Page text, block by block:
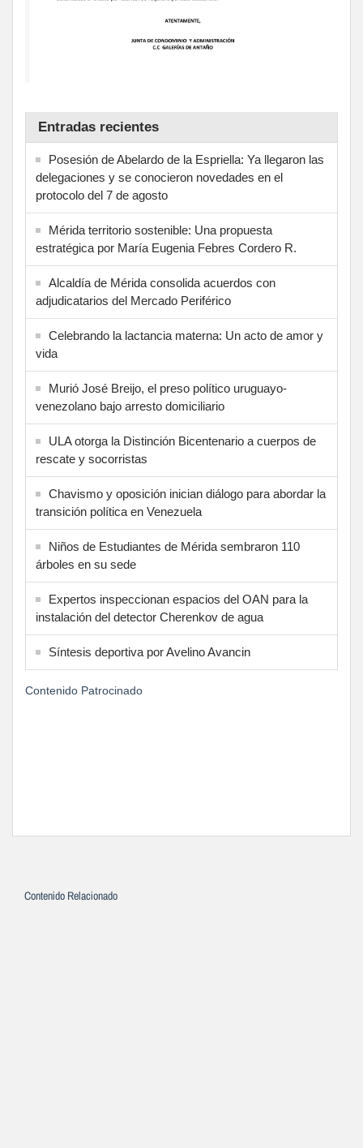
Entradas recientes
Posesión de Abelardo de la Espriella: Ya llegaron las
delegaciones y se conocieron novedades en el
protocolo del 7 de agosto
Mérida territorio sostenible: Una propuesta
estratégica por María Eugenia Febres Cordero R.
Alcaldía de Mérida consolida acuerdos con
adjudicatarios del Mercado Periférico
Celebrando la lactancia materna: Un acto de amor y
vida
Murió José Breijo, el preso político uruguayo-
venezolano bajo arresto domiciliario
ULA otorga la Distinción Bicentenario a cuerpos de
rescate y socorristas
Chavismo y oposición inician diálogo para abordar la
transición política en Venezuela
Niños de Estudiantes de Mérida sembraron 110
árboles en su sede
Expertos inspeccionan espacios del OAN para la
instalación del detector Cherenkov de agua
Síntesis deportiva por Avelino Avancin
Contenido Patrocinado
Contenido Relacionado